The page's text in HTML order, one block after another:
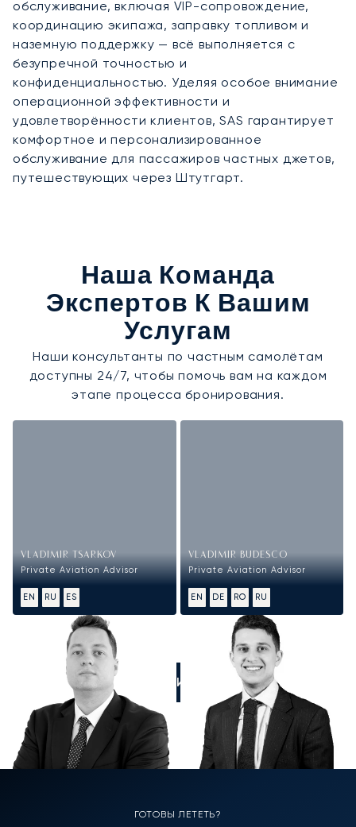
обслуживание, включая VIP-сопровождение,
координацию экипажа, заправку топливом и
наземную поддержку — всё выполняется с
безупречной точностью и
конфиденциальностью. Уделяя особое внимание
операционной эффективности и
удовлетворённости клиентов, SAS гарантирует
комфортное и персонализированное
обслуживание для пассажиров частных джетов,
путешествующих через Штутгарт.
Наша Команда
Экспертов К Вашим
Услугам
Наши консультанты по частным самолётам
доступны 24/7, чтобы помочь вам на каждом
этапе процесса бронирования.
VLADIMIR TSARKOV
Private Aviation Advisor
EN RU ES
VLADIMIR BUDESCO
Private Aviation Advisor
EN DE RO RU
ПОЗВОНИТЕ НАМ
ГОТОВЫ ЛЕТЕТЬ?